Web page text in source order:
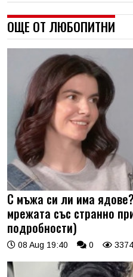
ОЩЕ ОТ ЛЮБОПИТНИ
С мъжа си ли има
мрежата със странно
подробности)
08 Aug 19:40 0 3374